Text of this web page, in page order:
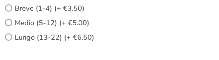
Breve (1-4) (+ €3.50)
Medio (5-12) (+ €5.00)
Lungo (13-22) (+ €6.50)